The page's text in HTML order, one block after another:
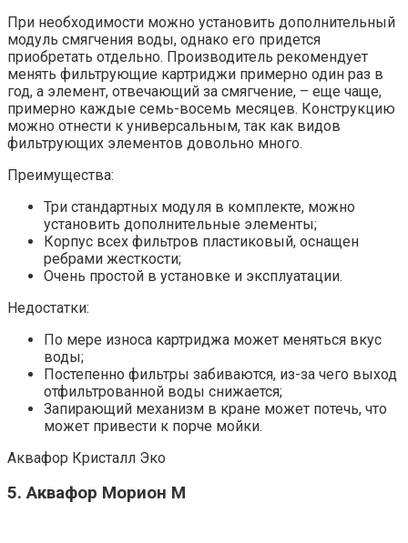
При необходимости можно установить дополнительный
модуль смягчения воды, однако его придется
приобретать отдельно. Производитель рекомендует
менять фильтрующие картриджи примерно один раз в
год, а элемент, отвечающий за смягчение, – еще чаще,
примерно каждые семь-восемь месяцев. Конструкцию
можно отнести к универсальным, так как видов
фильтрующих элементов довольно много.
Преимущества:
Три стандартных модуля в комплекте, можно
установить дополнительные элементы;
Корпус всех фильтров пластиковый, оснащен
ребрами жесткости;
Очень простой в установке и эксплуатации.
Недостатки:
По мере износа картриджа может меняться вкус
воды;
Постепенно фильтры забиваются, из-за чего выход
отфильтрованной воды снижается;
Запирающий механизм в кране может потечь, что
может привести к порче мойки.
Аквафор Кристалл Эко
5. Аквафор Морион М